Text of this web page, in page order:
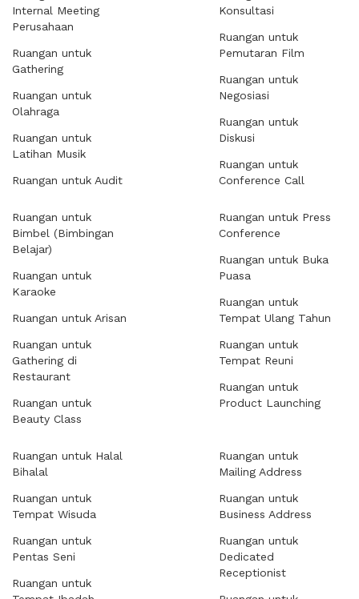
Internal Meeting
Perusahaan
Ruangan untuk
Gathering
Ruangan untuk
Olahraga
Ruangan untuk
Latihan Musik
Ruangan untuk Audit
Konsultasi
Ruangan untuk
Pemutaran Film
Ruangan untuk
Negosiasi
Ruangan untuk
Diskusi
Ruangan untuk
Conference Call
Ruangan untuk
Bimbel (Bimbingan
Belajar)
Ruangan untuk
Karaoke
Ruangan untuk Arisan
Ruangan untuk
Gathering di
Restaurant
Ruangan untuk
Beauty Class
Ruangan untuk Press
Conference
Ruangan untuk Buka
Puasa
Ruangan untuk
Tempat Ulang Tahun
Ruangan untuk
Tempat Reuni
Ruangan untuk
Product Launching
Ruangan untuk Halal
Bihalal
Ruangan untuk
Tempat Wisuda
Ruangan untuk
Pentas Seni
Ruangan untuk
Ruangan untuk
Mailing Address
Ruangan untuk
Business Address
Ruangan untuk
Dedicated
Receptionist